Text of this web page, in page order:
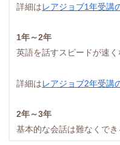
詳細はレアジョブ1年受講
1年～2年
英語を話すスピードが速
詳細はレアジョブ2年受講
2年～3年
基本的な会話は難なくでき